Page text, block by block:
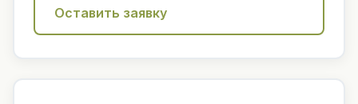
Оставить заявку